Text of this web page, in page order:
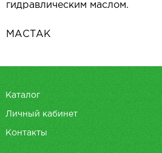
гидравлическим маслом.
МАСТАК
Каталог
Личный кабинет
Контакты